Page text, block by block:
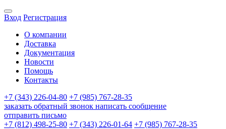
Вход Регистрация
О компании
Доставка
Документация
Новости
Помощь
Контакты
+7 (343) 226-04-80 +7 (985) 767-28-35
заказать обратный звонок написать сообщение
отправить письмо
+7 (812) 498-25-80 +7 (343) 226-01-64 +7 (985) 767-28-35